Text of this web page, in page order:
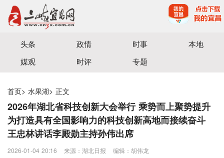
宜昌三峡融媒体中心主办
头条 政情 时事
本地
媒观
时评 专题
首页> 水果湖> 正文
2026年湖北省科技创新大会举行 乘势而上聚势提升
为打造具有全国影响力的科技创新高地而接续奋斗
王忠林讲话李殿勋主持孙伟出席
2026-01-04 20:16 来源：​湖北日报 编辑：胡伟龙